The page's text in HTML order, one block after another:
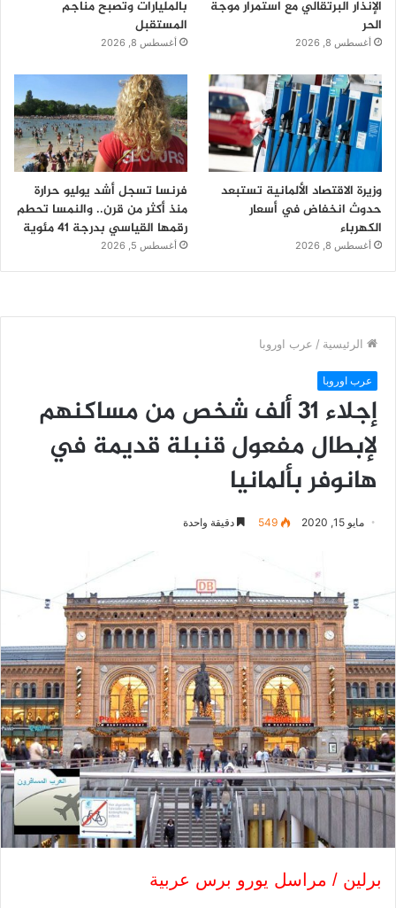
الإنذار البرتقالي مع استمرار موجة
الحر
أغسطس 8, 2026
بالمليارات وتصبح مناجم
المستقبل
أغسطس 8, 2026
وزيرة الاقتصاد الألمانية تستبعد
حدوث انخفاض في أسعار
الكهرباء
أغسطس 8, 2026
فرنسا تسجل أشد يوليو حرارة
منذ أكثر من قرن.. والنمسا تحطم
رقمها القياسي بدرجة 41 مئوية
أغسطس 5, 2026